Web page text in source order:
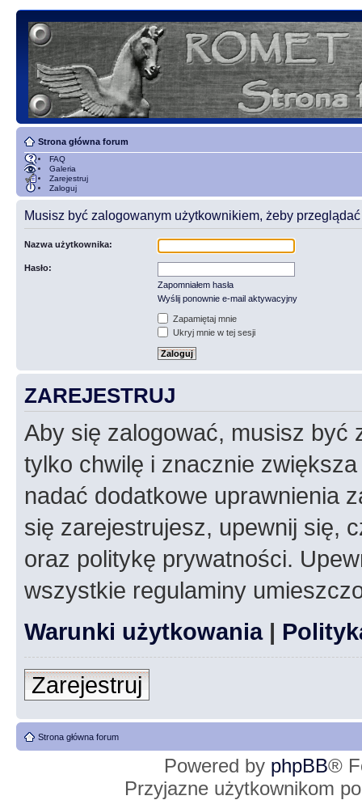
Strona główna forum
FAQ
Galeria
Zarejestruj
Zaloguj
Musisz być zalogowanym użytkownikiem, żeby przeglądać
Nazwa użytkownika:
Hasło:
Zapomniałem hasła
Wyślij ponownie e-mail aktywacyjny
Zapamiętaj mnie
Ukryj mnie w tej sesji
ZAREJESTRUJ
Aby się zalogować, musisz być
tylko chwilę i znacznie
nadać dodatkowe uprawnienia
się zarejestrujesz, upewnij się,
oraz politykę prywatności.
wszystkie regulaminy
Warunki użytkowania|
Zarejestruj
Strona główna forum
Powered by phpBB®
Przyjazne użytkownikom